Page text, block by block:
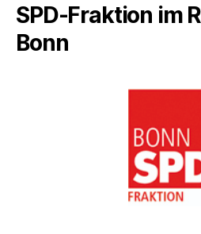
SPD-Fraktion im
Bonn